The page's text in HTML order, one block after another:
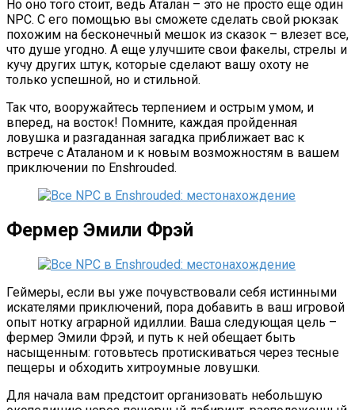
Но оно того стоит, ведь Аталан – это не просто еще один
NPC. С его помощью вы сможете сделать свой рюкзак
похожим на бесконечный мешок из сказок – влезет все,
что душе угодно. А еще улучшите свои факелы, стрелы и
кучу других штук, которые сделают вашу охоту не
только успешной, но и стильной.
Так что, вооружайтесь терпением и острым умом, и
вперед, на восток! Помните, каждая пройденная
ловушка и разгаданная загадка приближает вас к
встрече с Аталаном и к новым возможностям в вашем
приключении по Enshrouded.
Фермер Эмили Фрэй
Геймеры, если вы уже почувствовали себя истинными
искателями приключений, пора добавить в ваш игровой
опыт нотку аграрной идиллии. Ваша следующая цель –
фермер Эмили Фрэй, и путь к ней обещает быть
насыщенным: готовьтесь протискиваться через тесные
пещеры и обходить хитроумные ловушки.
Для начала вам предстоит организовать небольшую